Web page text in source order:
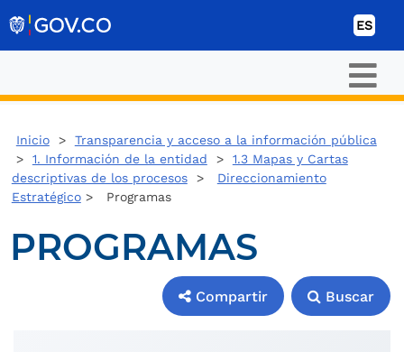
ES
Inicio> Transparencia y acceso a la información pública
> 1. Información de la entidad > 1.3 Mapas y Cartas
descriptivas de los procesos> Direccionamiento
Estratégico> Programas
PROGRAMAS
Compartir Buscar